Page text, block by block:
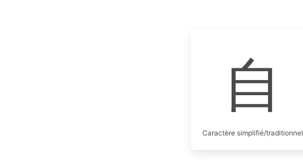
自
Caractère simplifié/traditionnel